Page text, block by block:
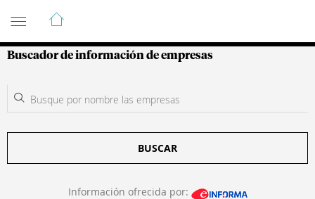
Guía de Empresas Colombianas
Buscador de información de empresas
BUSCAR
Información ofrecida por: